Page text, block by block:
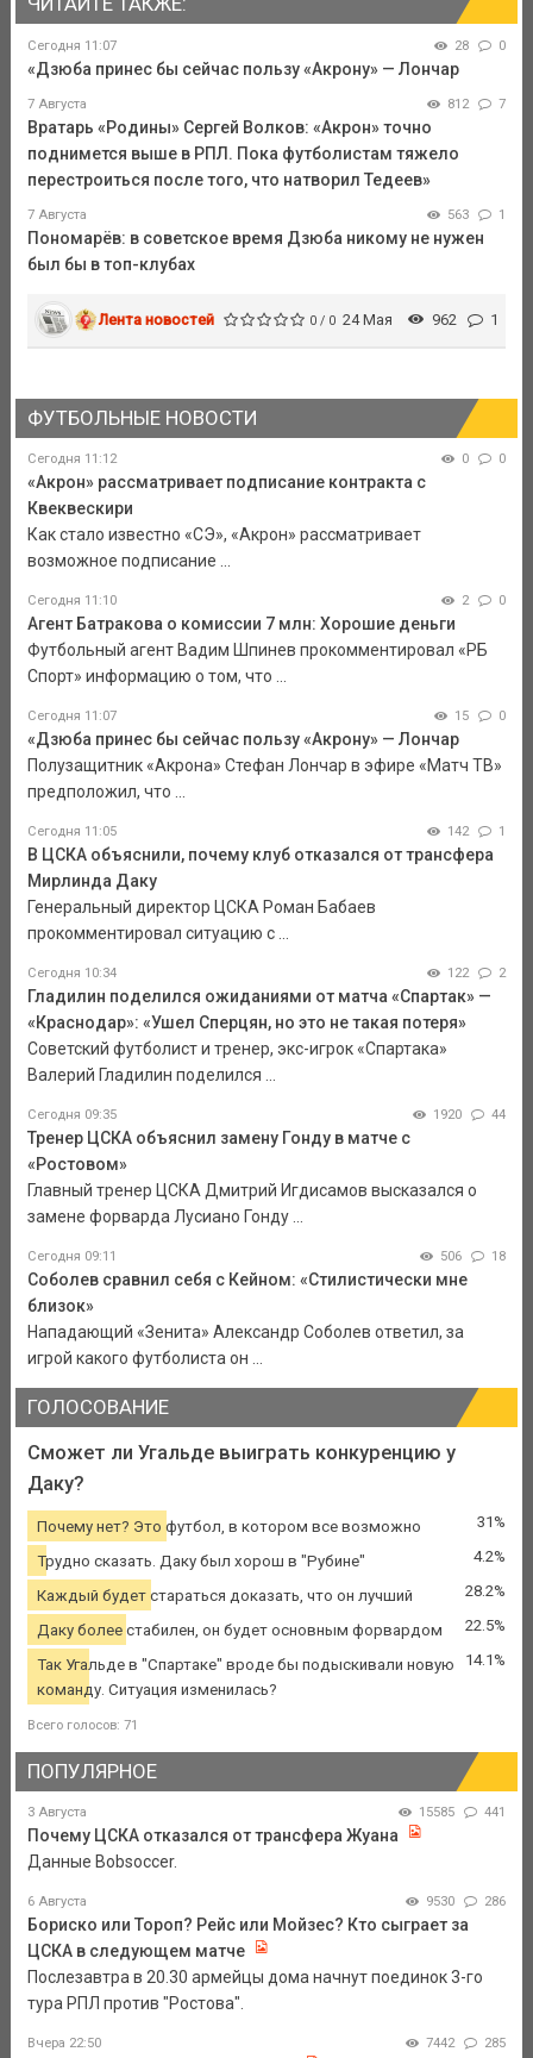
Сегодня 11:07 28 0
«Дзюба принес бы сейчас пользу «Акрону» — Лончар
7 Августа 812 7
Вратарь «Родины» Сергей Волков: «Акрон» точно
поднимется выше в РПЛ. Пока футболистам тяжело
перестроиться после того, что натворил Тедеев»
7 Августа 563 1
Пономарёв: в советское время Дзюба никому не нужен
был бы в топ-клубах
Лента новостей 0 / 0 24 Мая 962 1
ФУТБОЛЬНЫЕ НОВОСТИ
Сегодня 11:12 0 0
«Акрон» рассматривает подписание контракта с
Квеквескири
Как стало известно «СЭ», «Акрон» рассматривает
возможное подписание ...
Сегодня 11:10 2 0
Агент Батракова о комиссии 7 млн: Хорошие деньги
Футбольный агент Вадим Шпинев прокомментировал «РБ
Спорт» информацию о том, что ...
Сегодня 11:07 15 0
«Дзюба принес бы сейчас пользу «Акрону» — Лончар
Полузащитник «Акрона» Стефан Лончар в эфире «Матч ТВ»
предположил, что ...
Сегодня 11:05 142 1
В ЦСКА объяснили, почему клуб отказался от трансфера
Мирлинда Даку
Генеральный директор ЦСКА Роман Бабаев
прокомментировал ситуацию с ...
Сегодня 10:34 122 2
Гладилин поделился ожиданиями от матча «Спартак» —
«Краснодар»: «Ушел Сперцян, но это не такая потеря»
Советский футболист и тренер, экс-игрок «Спартака»
Валерий Гладилин поделился ...
Сегодня 09:35 1920 44
Тренер ЦСКА объяснил замену Гонду в матче с
«Ростовом»
Главный тренер ЦСКА Дмитрий Игдисамов высказался о
замене форварда Лусиано Гонду ...
Сегодня 09:11 506 18
Соболев сравнил себя с Кейном: «Стилистически мне
близок»
Нападающий «Зенита» Александр Соболев ответил, за
игрой какого футболиста он ...
ГОЛОСОВАНИЕ
Сможет ли Угальде выиграть конкуренцию у
Даку?
Почему нет? Это футбол, в котором все возможно 31%
Трудно сказать. Даку был хорош в "Рубине" 4.2%
Каждый будет стараться доказать, что он лучший 28.2%
Даку более стабилен, он будет основным форвардом 22.5%
Так Угальде в "Спартаке" вроде бы подыскивали новую
команду. Ситуация изменилась?
14.1%
Всего голосов: 71
ПОПУЛЯРНОЕ
3 Августа 15585 441
Почему ЦСКА отказался от трансфера Жуана
Данные Bobsoccer.
6 Августа 9530 286
Бориско или Тороп? Рейс или Мойзес? Кто сыграет за
ЦСКА в следующем матче
Послезавтра в 20.30 армейцы дома начнут поединок 3-го
тура РПЛ против "Ростова".
Вчера 22:50 7442 285